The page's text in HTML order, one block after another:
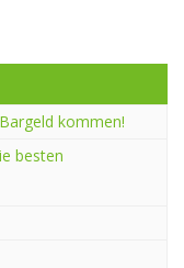
kommen!
besten